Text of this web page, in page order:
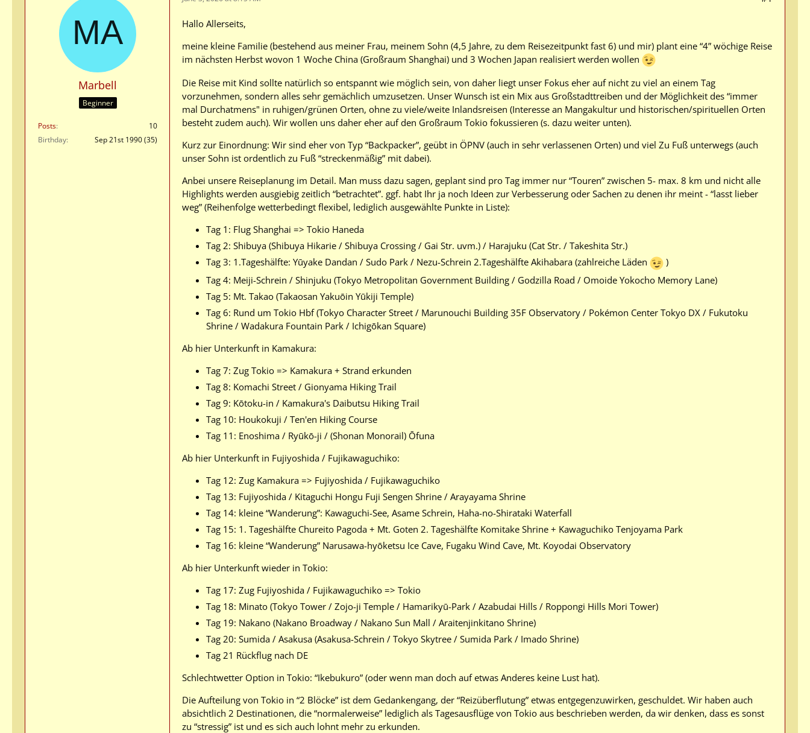
Marbell
Beginner
Posts
10
Birthday
Sep 21st 1990 (35)
Hallo Allerseits,
meine kleine Familie (bestehend aus meiner Frau, meinem Sohn (4,5 Jahre, zu dem Reisezeitpunkt fast 6) und mir) plant eine “4” wöchige Reise
im nächsten Herbst wovon 1 Woche China (Großraum Shanghai) und 3 Wochen Japan realisiert werden wollen
Die Reise mit Kind sollte natürlich so entspannt wie möglich sein, von daher liegt unser Fokus eher auf nicht zu viel an einem Tag
vorzunehmen, sondern alles sehr gemächlich umzusetzen. Unser Wunsch ist ein Mix aus Großstadttreiben und der Möglichkeit des “immer
mal Durchatmens" in ruhigen/grünen Orten, ohne zu viele/weite Inlandsreisen (Interesse an Mangakultur und historischen/spirituellen Orten
besteht zudem auch). Wir wollen uns daher eher auf den Großraum Tokio fokussieren (s. dazu weiter unten).
Kurz zur Einordnung: Wir sind eher von Typ “Backpacker”, geübt in ÖPNV (auch in sehr verlassenen Orten) und viel Zu Fuß unterwegs (auch
unser Sohn ist ordentlich zu Fuß “streckenmäßig” mit dabei).
Anbei unsere Reiseplanung im Detail. Man muss dazu sagen, geplant sind pro Tag immer nur “Touren” zwischen 5- max. 8 km und nicht alle
Highlights werden ausgiebig zeitlich “betrachtet”. ggf. habt Ihr ja noch Ideen zur Verbesserung oder Sachen zu denen ihr meint - “lasst lieber
weg” (Reihenfolge wetterbedingt flexibel, lediglich ausgewählte Punkte in Liste):
Tag 1: Flug Shanghai => Tokio Haneda
Tag 2: Shibuya (Shibuya Hikarie / Shibuya Crossing / Gai Str. uvm.) / Harajuku (Cat Str. / Takeshita Str.)
Tag 3: 1.Tageshälfte: Yūyake Dandan / Sudo Park / Nezu-Schrein 2.Tageshälfte Akihabara (zahlreiche Läden
)
Tag 4: Meiji-Schrein / Shinjuku (Tokyo Metropolitan Government Building / Godzilla Road / Omoide Yokocho Memory Lane)
Tag 5: Mt. Takao (Takaosan Yakuōin Yūkiji Temple)
Tag 6: Rund um Tokio Hbf (Tokyo Character Street / Marunouchi Building 35F Observatory / Pokémon Center Tokyo DX / Fukutoku
Shrine / Wadakura Fountain Park / Ichigōkan Square)
Ab hier Unterkunft in Kamakura:
Tag 7: Zug Tokio => Kamakura + Strand erkunden
Tag 8: Komachi Street / Gionyama Hiking Trail
Tag 9: Kōtoku-in / Kamakura's Daibutsu Hiking Trail
Tag 10: Houkokuji / Ten'en Hiking Course
Tag 11: Enoshima / Ryūkō-ji / (Shonan Monorail) Ōfuna
Ab hier Unterkunft in Fujiyoshida / Fujikawaguchiko:
Tag 12: Zug Kamakura => Fujiyoshida / Fujikawaguchiko
Tag 13: Fujiyoshida / Kitaguchi Hongu Fuji Sengen Shrine / Arayayama Shrine
Tag 14: kleine “Wanderung”: Kawaguchi-See, Asame Schrein, Haha-no-Shirataki Waterfall
Tag 15: 1. Tageshälfte Chureito Pagoda + Mt. Goten 2. Tageshälfte Komitake Shrine + Kawaguchiko Tenjoyama Park
Tag 16: kleine “Wanderung” Narusawa-hyōketsu Ice Cave, Fugaku Wind Cave, Mt. Koyodai Observatory
Ab hier Unterkunft wieder in Tokio:
Tag 17: Zug Fujiyoshida / Fujikawaguchiko => Tokio
Tag 18: Minato (Tokyo Tower / Zojo-ji Temple / Hamarikyū-Park / Azabudai Hills / Roppongi Hills Mori Tower)
Tag 19: Nakano (Nakano Broadway / Nakano Sun Mall / Araitenjinkitano Shrine)
Tag 20: Sumida / Asakusa (Asakusa-Schrein / Tokyo Skytree / Sumida Park / Imado Shrine)
Tag 21 Rückflug nach DE
Schlechtwetter Option in Tokio: “Ikebukuro” (oder wenn man doch auf etwas Anderes keine Lust hat).
Die Aufteilung von Tokio in “2 Blöcke” ist dem Gedankengang, der “Reizüberflutung” etwas entgegenzuwirken, geschuldet. Wir haben auch
absichtlich 2 Destinationen, die “normalerweise” lediglich als Tagesausflüge von Tokio aus beschrieben werden, da wir denken, dass es sonst
zu “stressig” ist und es sich auch lohnt mehr zu erkunden.